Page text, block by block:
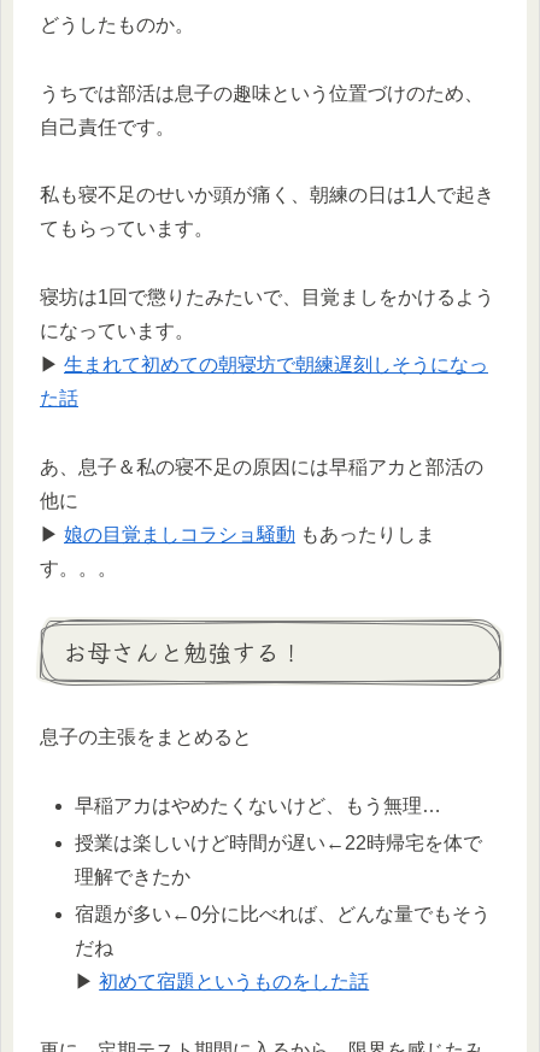
どうしたものか。
うちでは部活は息子の趣味という位置づけのため、
自己責任です。
私も寝不足のせいか頭が痛く、朝練の日は1人で起き
てもらっています。
寝坊は1回で懲りたみたいで、目覚ましをかけるよう
になっています。
▶ 生まれて初めての朝寝坊で朝練遅刻しそうになっ
た話
あ、息子＆私の寝不足の原因には早稲アカと部活の
他に
▶ 娘の目覚ましコラショ騒動 もあったりしま
す。。。
お母さんと勉強する！
息子の主張をまとめると
早稲アカはやめたくないけど、もう無理…
授業は楽しいけど時間が遅い←22時帰宅を体で
理解できたか
宿題が多い←0分に比べれば、どんな量でもそう
だね
▶初めて宿題というものをした話